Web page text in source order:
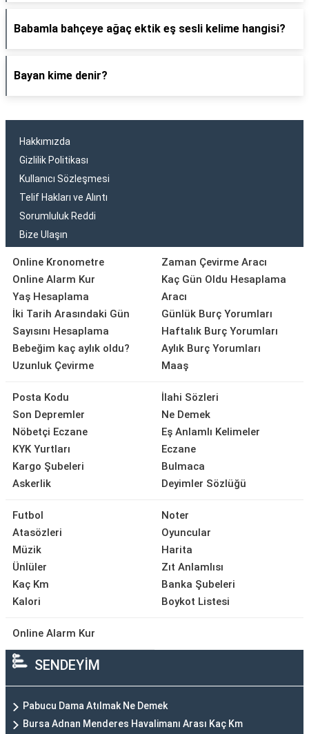
Babamla bahçeye ağaç ektik eş sesli kelime hangisi?
Bayan kime denir?
Hakkımızda
Gizlilik Politikası
Kullanıcı Sözleşmesi
Telif Hakları ve Alıntı
Sorumluluk Reddi
Bize Ulaşın
Online Kronometre
Online Alarm Kur
Yaş Hesaplama
İki Tarih Arasındaki Gün
Sayısını Hesaplama
Bebeğim kaç aylık oldu?
Uzunluk Çevirme
Zaman Çevirme Aracı
Kaç Gün Oldu Hesaplama
Aracı
Günlük Burç Yorumları
Haftalık Burç Yorumları
Aylık Burç Yorumları
Maaş
Posta Kodu
Son Depremler
Nöbetçi Eczane
KYK Yurtları
Kargo Şubeleri
Askerlik
İlahi Sözleri
Ne Demek
Eş Anlamlı Kelimeler
Eczane
Bulmaca
Deyimler Sözlüğü
Futbol
Atasözleri
Müzik
Ünlüler
Kaç Km
Kalori
Noter
Oyuncular
Harita
Zıt Anlamlısı
Banka Şubeleri
Boykot Listesi
Online Alarm Kur
SENDEYİM
Pabucu Dama Atılmak Ne Demek
Bursa Adnan Menderes Havalimanı Arası Kaç Km